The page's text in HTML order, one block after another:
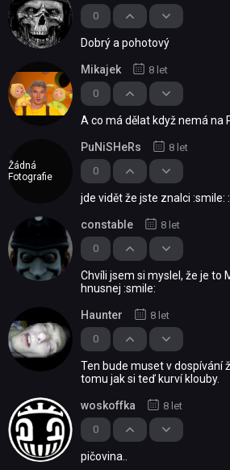
0
Dobrý a pohotový
0
Mikajek 8 let
A co má dělat když nemá na
Žádná
Fotografie
0
PuNiSHeRs 8 let
jde vidět že jste znalci :smile:
0
constable 8 let
Chvíli jsem si myslel, že je to
hnusnej :smile:
0
Haunter 8 let
Ten bude muset v dospívání
tomu jak si teď kurví klouby.
0
woskoffka 8 let
pičovina..